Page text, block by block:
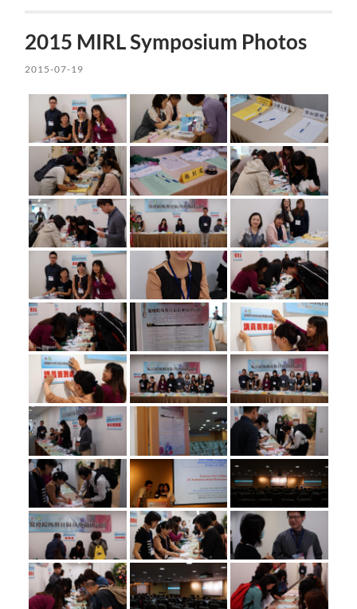
2015 MIRL Symposium Photos
2015-07-19